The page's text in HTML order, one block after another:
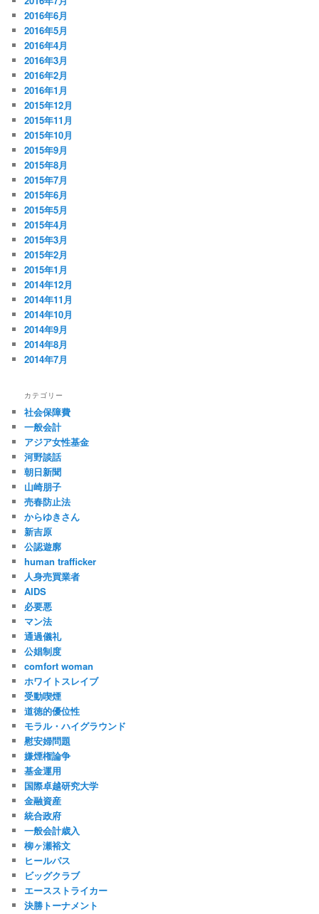
2016年6月
2016年5月
2016年4月
2016年3月
2016年2月
2016年1月
2015年12月
2015年11月
2015年10月
2015年9月
2015年8月
2015年7月
2015年6月
2015年5月
2015年4月
2015年3月
2015年2月
2015年1月
2014年12月
2014年11月
2014年10月
2014年9月
2014年8月
2014年7月
カテゴリー
社会保障費
一般会計
アジア女性基金
河野談話
朝日新聞
山崎朋子
売春防止法
からゆきさん
新吉原
公認遊廓
human trafficker
人身売買業者
AIDS
必要悪
マン法
通過儀礼
公娼制度
comfort woman
ホワイトスレイブ
受動喫煙
道徳的優位性
モラル・ハイグラウンド
慰安婦問題
嫌煙権論争
基金運用
国際卓越研究大学
金融資産
統合政府
一般会計歳入
柳ヶ瀬裕文
ヒールパス
ビッグクラブ
エースストライカー
決勝トーナメント